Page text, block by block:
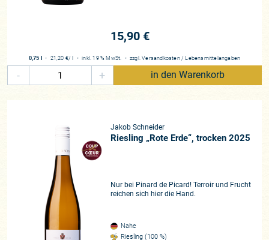
15,90 €
0,75 l ・ 21,20 €/ l ・inkl. 19 % MwSt. ・ zzgl.Versandkosten / Lebensmittelangaben
- + in den Warenkorb
Jakob Schneider
Riesling „Rote Erde“, trocken 2025
Nur bei Pinard de Picard! Terroir und Frucht
reichen sich hier die Hand.
Nahe
Riesling (100 %)